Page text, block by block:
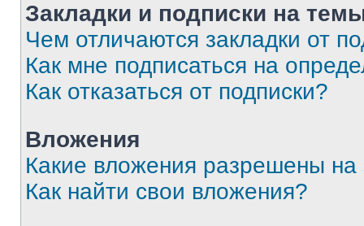
Закладки и подписки на
Чем отличаются закладки от
Как мне подписаться на
Как отказаться от подписки?
Вложения
Какие вложения разрешены
Как найти свои вложения?